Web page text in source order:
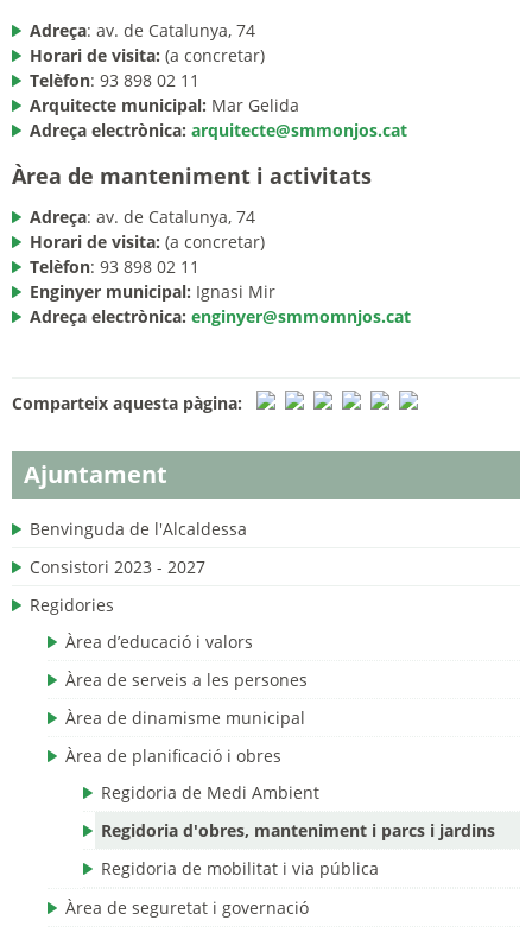
Ajuntament
Benvinguda de l'Alcaldessa
Consistori 2023 - 2027
Regidories
Àrea d’educació i valors
Àrea de serveis a les persones
Àrea de dinamisme municipal
Àrea de planificació i obres
Regidoria de Medi Ambient
Regidoria d'obres, manteniment i parcs i jardins
Regidoria de mobilitat i via pública
Àrea de seguretat i governació
Adreça: av. de Catalunya, 74
Horari de visita: (a concretar)
Telèfon: 93 898 02 11
Arquitecte municipal: Mar Gelida
Adreça electrònica: arquitecte@smmonjos.cat
Àrea de manteniment i activitats
Adreça: av. de Catalunya, 74
Horari de visita: (a concretar)
Telèfon: 93 898 02 11
Enginyer municipal: Ignasi Mir
Adreça electrònica: enginyer@smmomnjos.cat
Comparteix aquesta pàgina: